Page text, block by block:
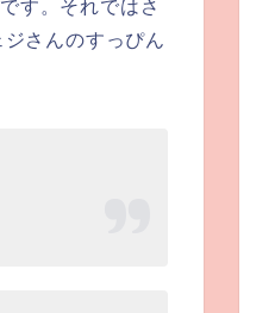
す。それではさ
さんのすっぴん